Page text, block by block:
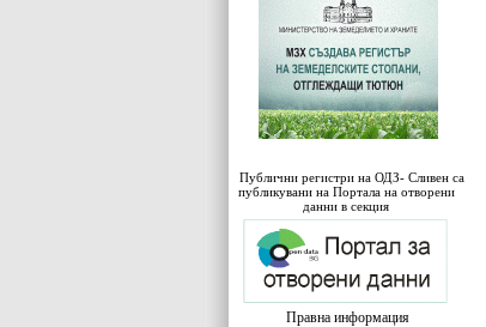
Публични регистри на ОДЗ- Сливен са
публикувани на Портала на отворени
данни в секция
Правна информация